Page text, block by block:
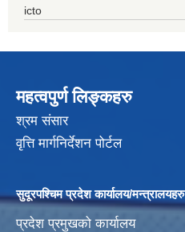
icto
महत्वपुर्ण लिङ्कहरु
श्रम संसार
वृत्ति मार्गनिर्देशन पोर्टल
सुदूरपश्चिम प्रदेश कार्यालय/मन्त्रालयहरु
प्रदेश प्रमुखको कार्यालय